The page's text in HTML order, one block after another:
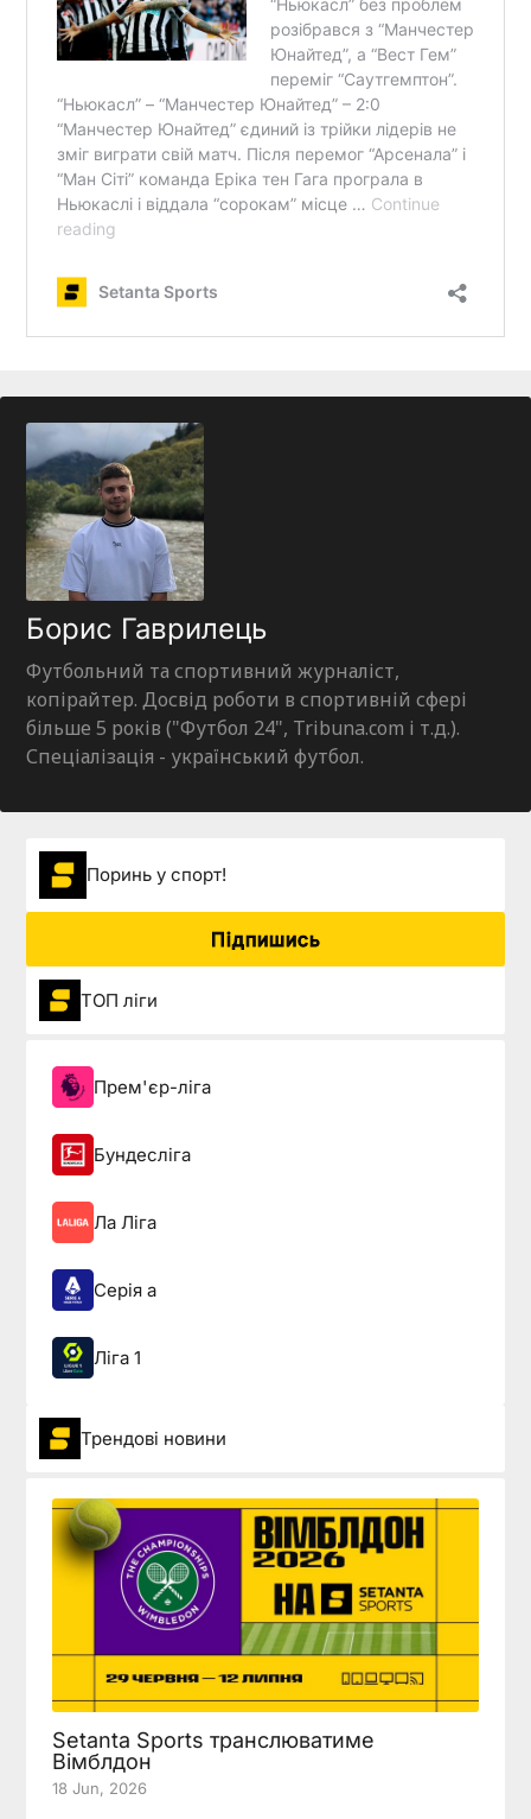
Борис Гаврилець
Футбольний та спортивний журналіст,
копірайтер. Досвід роботи в спортивній сфері
більше 5 років ("Футбол 24", Tribuna.com і т.д.).
Спеціалізація - український футбол.
Поринь у спорт!
Підпишись
ТОП ліги
Прем'єр-ліга
Бундесліга
Ла Ліга
Серія а
Ліга 1
Трендові новини
Setanta Sports транслюватиме
Вімблдон
18 Jun, 2026